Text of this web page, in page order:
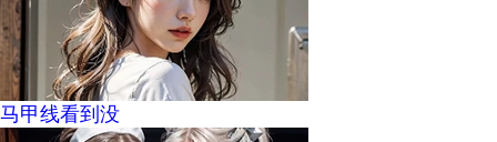
马甲线看到没